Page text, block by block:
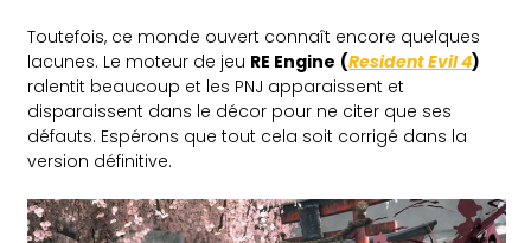
Toutefois, ce monde ouvert connaît encore quelques
lacunes. Le moteur de jeu RE Engine (Resident Evil 4)
ralentit beaucoup et les PNJ apparaissent et
disparaissent dans le décor pour ne citer que ses
défauts. Espérons que tout cela soit corrigé dans la
version définitive.